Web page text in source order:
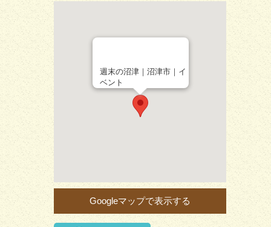
週末の沼津｜沼津市｜イ
ベント
Googleマップで表示する